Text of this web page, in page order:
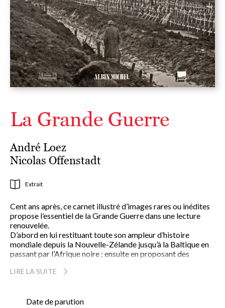
La Grande Guerre
André Loez
Nicolas Offenstadt
Extrait
Cent ans après, ce carnet illustré d’images rares ou inédites
propose l’essentiel de la Grande Guerre dans une lecture
renouvelée.
D’abord en lui restituant toute son ampleur d’histoire
mondiale depuis la Nouvelle-Zélande jusqu’à la Baltique en
passant par l’Afrique noire ; ensuite en proposant des
ceux qui l’ont faite et traversée, non pas seulement les
objets qu’elle a façonnés ou encore les mots qui l’ont
LIRE LA SUITE
Date de parution